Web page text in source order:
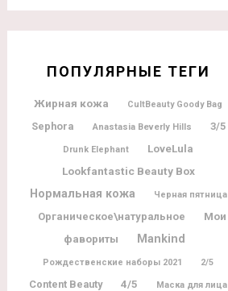
ПОПУЛЯРНЫЕ ТЕГИ
Жирная кожа CultBeauty Goody Bag
Sephora Anastasia Beverly Hills 3/5
Drunk Elephant LoveLula
Lookfantastic Beauty Box
Нормальная кожа
Черная пятница
Органическое\натуральное
Мои
фавориты
Mankind
Рождественские наборы 2021 2/5
Content Beauty 4/5 Маска для лица